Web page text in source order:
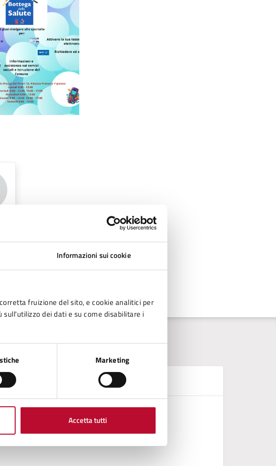
Informazioni sui cookie
fruizione del sito, e cookie analitici per
dei dati e su come disabilitare i
Marketing
Accetta tutti